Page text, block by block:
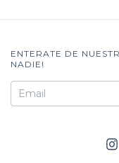
ENTERATE DE
NADIE!